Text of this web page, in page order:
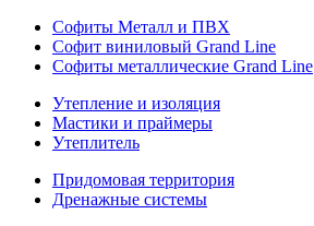
Софиты Металл и ПВХ
Софит виниловый Grand Line
Софиты металлические Grand Line
Утепление и изоляция
Мастики и праймеры
Утеплитель
Придомовая территория
Дренажные системы